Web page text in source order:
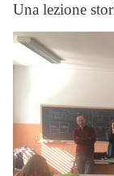
Una lezione